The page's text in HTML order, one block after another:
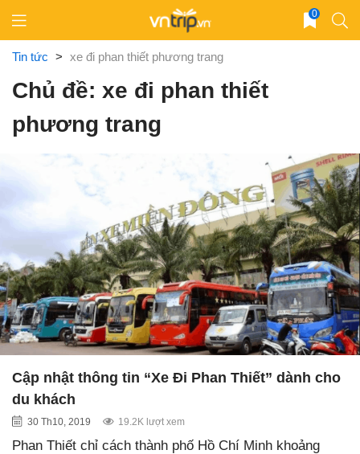
content
0
Tin tức > xe đi phan thiết phương trang
Chủ đề: xe đi phan thiết
phương trang
Cập nhật thông tin “Xe Đi Phan Thiết” dành cho
du khách
30 Th10, 2019 19.2K lượt xem
Phan Thiết chỉ cách thành phố Hồ Chí Minh khoảng